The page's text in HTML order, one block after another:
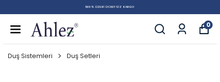
500 TL ÜZERI ÜCRETSIZ KARGO
0
Duş Sistemleri Duş Setleri